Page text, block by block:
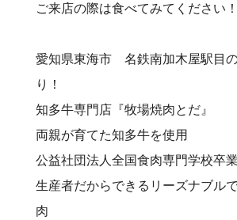
ご来店の際は食べてみてください！
愛知県東海市 名鉄南加木屋駅目
り！⠀
知多牛専門店『牧場焼肉とだ』⠀
両親が育てた知多牛を使用⠀
公益社団法人全国食肉専門学校卒業
生産者だからできるリーズナブル
肉⠀